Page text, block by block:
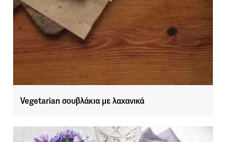
Vegetarian σουβλάκια με λαχανικά